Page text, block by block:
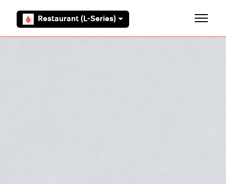
Restaurant (L-Series) Ouvrir/